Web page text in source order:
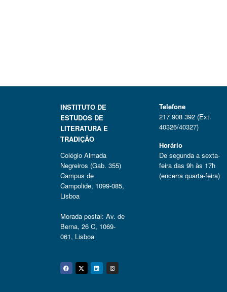
INSTITUTO DE
ESTUDOS DE
LITERATURA E
TRADIÇÃO
Colégio Almada
Negreiros (Gab. 355)
Campus de
Campolide, 1099-085,
Lisboa
Morada postal: Av. de
Berna, 26 C, 1069-
061, Lisboa
Facebook
Twitter
Linkedin
Instagram
Telefone
217 908 392 (Ext.
40326/40327)
Horário
De segunda a sexta-
feira das 9h às 17h
(encerra quarta-feira)